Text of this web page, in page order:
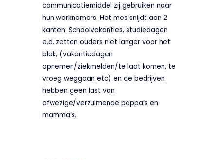
communicatiemiddel zij gebruiken naar
hun werknemers. Het mes snijdt aan 2
kanten: Schoolvakanties, studiedagen
e.d. zetten ouders niet langer voor het
blok, (vakantiedagen
opnemen/ziekmelden/te laat komen, te
vroeg weggaan etc) en de bedrijven
hebben geen last van
afwezige/verzuimende pappa’s en
mamma’s.